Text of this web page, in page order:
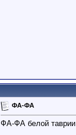
ФА-ФА
ФА-ФА белой таврии